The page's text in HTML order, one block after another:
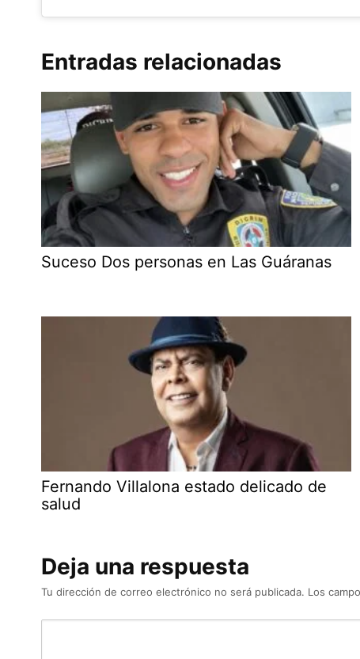
Entradas relacionadas
Suceso Dos personas en Las Guáranas
Fernando Villalona estado delicado de
salud
Deja una respuesta
Tu dirección de correo electrónico no será publicada. Los